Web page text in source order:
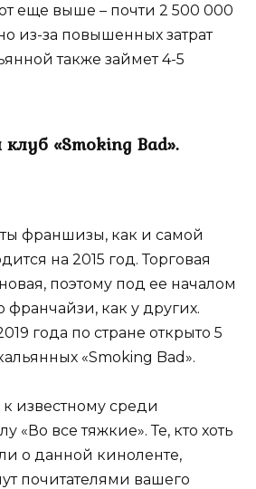
еще выше – почти 2 500 000
из-за повышенных затрат
также займет 4-5
«Smoking Bad».
франшизы, как и самой
на 2015 год. Торговая
поэтому под ее началом
франчайзи, как у других.
года по стране открыто 5
«Smoking Bad».
известному среди
«Во все тяжкие». Те, кто хоть
о данной киноленте,
почитателями вашего